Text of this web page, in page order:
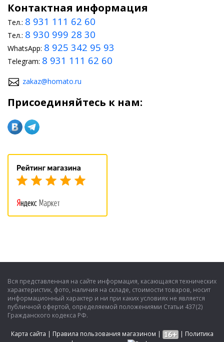
Контактная информация
Тел.: 8 931 111 62 60
Тел.: 8 930 999 28 30
WhatsApp: 8 925 342 95 93
Telegram: 8 931 111 62 60
zakaz@homato.ru
Присоединяйтесь к нам:
Вся представленная на сайте информация, касающаяся технических
характеристик, фото, наличия на складе, стоимости товаров, носит
информационный характер и ни при каких условиях не является
публичной офертой, определяемой положениями Статьи 437(2)
Гражданского кодекса РФ.
Карта сайта | Правила пользования магазином | | Политика